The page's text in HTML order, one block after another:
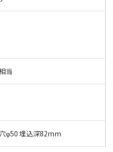
当
φ50 埋込深82mm